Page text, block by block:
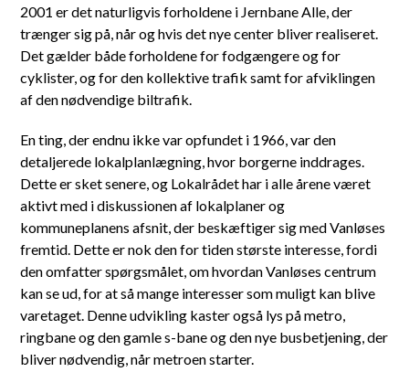
2001 er det naturligvis forholdene i Jernbane Alle, der
trænger sig på, når og hvis det nye center bliver realiseret.
Det gælder både forholdene for fodgængere og for
cyklister, og for den kollektive trafik samt for afviklingen
af den nødvendige biltrafik.
En ting, der endnu ikke var opfundet i 1966, var den
detaljerede lokalplanlægning, hvor borgerne inddrages.
Dette er sket senere, og Lokalrådet har i alle årene været
aktivt med i diskussionen af lokalplaner og
kommuneplanens afsnit, der beskæftiger sig med Vanløses
fremtid. Dette er nok den for tiden største interesse, fordi
den omfatter spørgsmålet, om hvordan Vanløses centrum
kan se ud, for at så mange interesser som muligt kan blive
varetaget. Denne udvikling kaster også lys på metro,
ringbane og den gamle s-bane og den nye busbetjening, der
bliver nødvendig, når metroen starter.